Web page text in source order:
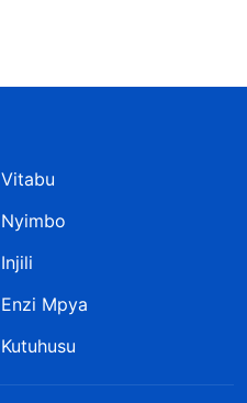
Vitabu
Nyimbo
Injili
Enzi Mpya
Kutuhusu